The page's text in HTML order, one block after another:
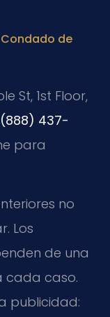
de
St, 1st Floor,
(888) 437-
para
no
Los
de una
cada caso.
publicidad: